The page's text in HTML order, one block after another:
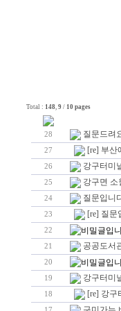
Total : 148, 9 / 10 pages
28 질문드려
27 [re] 부산
26 강구터미
25 강구면 소
24 질문입니
23 [re] 질문
22
21 공공도서
20
19 강구터미
18 [re] 강구